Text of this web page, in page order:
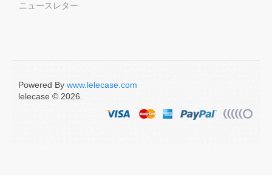
ニュースレター
Powered By www.lelecase.com
lelecase © 2026.